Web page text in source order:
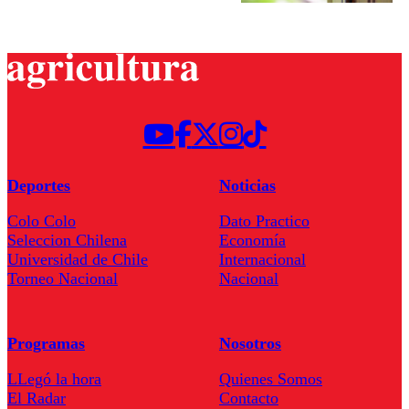
Deportes
Colo Colo
Seleccion Chilena
Universidad de Chile
Torneo Nacional
Noticias
Dato Practico
Economía
Internacional
Nacional
Programas
LLegó la hora
El Radar
Nosotros
Quienes Somos
Contacto